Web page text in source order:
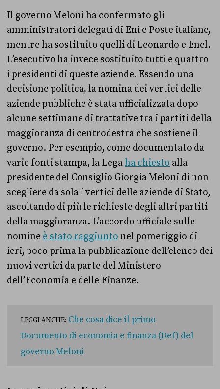
Il governo Meloni ha confermato gli
amministratori delegati di Eni e Poste italiane,
mentre ha sostituito quelli di Leonardo e Enel.
L’esecutivo ha invece sostituito tutti e quattro
i presidenti di queste aziende. Essendo una
decisione politica, la nomina dei vertici delle
aziende pubbliche è stata ufficializzata dopo
alcune settimane di trattative tra i partiti della
maggioranza di centrodestra che sostiene il
governo. Per esempio, come documentato da
varie fonti stampa, la Legaha chiesto alla
presidente del Consiglio Giorgia Meloni di non
scegliere da sola i vertici delle aziende di Stato,
ascoltando di più le richieste degli altri partiti
della maggioranza. L’accordo ufficiale sulle
nomine è stato raggiunto nel pomeriggio di
ieri, poco prima la pubblicazione dell’elenco dei
nuovi vertici da parte del Ministero
dell’Economia e delle Finanze.
LEGGI ANCHE: Che cosa dice il primo
Documento di economia e finanza (Def) del
governo Meloni